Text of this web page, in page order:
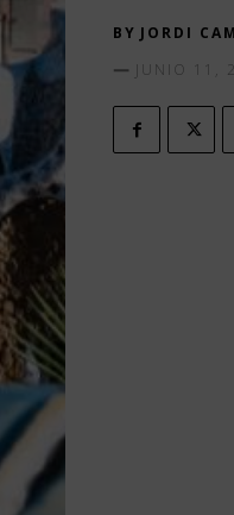
BY JORDI
JUNIO 11,